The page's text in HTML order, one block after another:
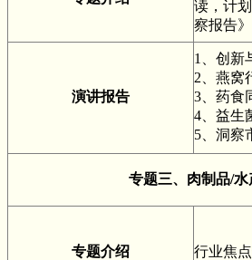
读，计
察报告》
演讲报告
1、创新
2、燕窝
3、药食
4、益生
5、洞察
专题三、肉制品/
专题介绍 行业焦